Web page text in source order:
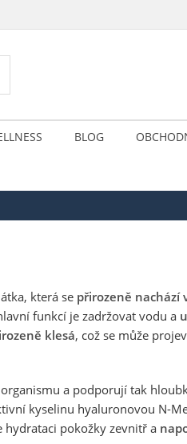
BLOG
která se přirozeně nachází
funkcí je zadržovat vodu a
klesá, což se může
a podporují tak
kyselinu hyaluronovou N-
hydrataci pokožky zevnitř a